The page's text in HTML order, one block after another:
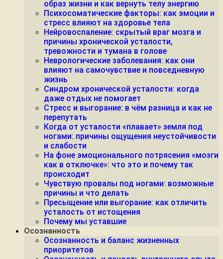
образ жизни и как вернуть телу энергию
Психосоматические факторы: как эмоции и
стресс влияют на здоровье тела
Нейровоспаление: скрытый враг мозга и
причины хронической усталости,
тревожности и тумана в голове
Неврологические заболевания: как они
влияют на самочувствие и повседневную
жизнь
Синдром хронической усталости: когда
даже отдых не помогает
Стресс и выгорание: в чём разница и как не
перепутать
Когда от усталости «плавает» земля под
ногами: причины ощущения неустойчивости
и слабости
На фоне эмоционального потрясения «мозги
как в отключке»: что это и почему так
происходит
Чувствую провалы под ногами: возможные
причины и что делать
Пресыщение или выгорание: как отличить
усталость от истощения
Почему мы уставшие
Осознанность
Осознанность и баланс жизненных
приоритетов